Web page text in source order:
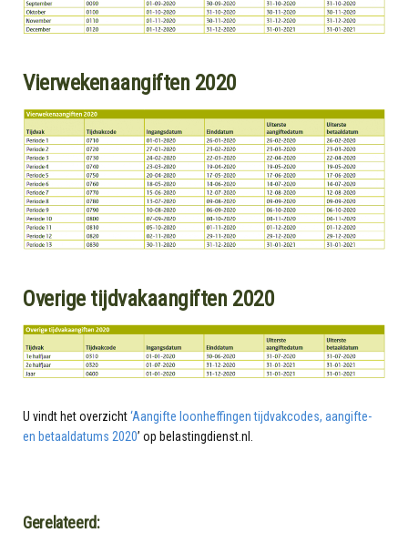
Vierwekenaangiften 2020
Overige tijdvakaangiften 2020
U vindt het overzicht‘Aangifte loonheffingen tijdvakcodes, aangifte-
en betaaldatums 2020’ op belastingdienst.nl.
Gerelateerd: